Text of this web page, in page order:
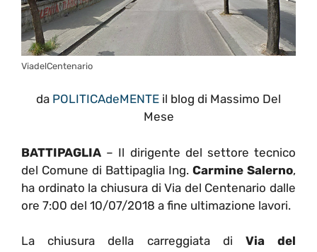
ViadelCentenario
da POLITICAdeMENTE il blog di Massimo Del
Mese
BATTIPAGLIA – Il dirigente del settore tecnico
del Comune di Battipaglia Ing. Carmine Salerno,
ha ordinato la chiusura di Via del Centenario dalle
ore 7:00 del 10/07/2018 a fine ultimazione lavori.
La chiusura della carreggiata di Via del